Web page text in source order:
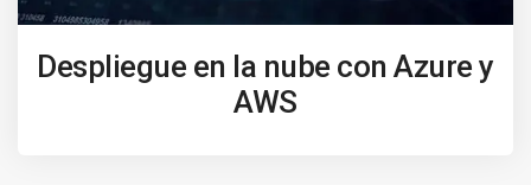
Despliegue en la nube con Azure y
AWS